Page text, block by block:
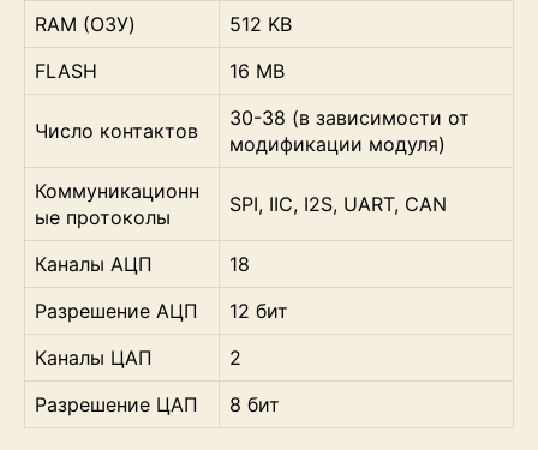
RAM (ОЗУ)
512 KB
FLASH
16 MB
Число контактов
30-38 (в зависимости от
модификации модуля)
Коммуникационн
ые протоколы
SPI, IIC, I2S, UART, CAN
Каналы АЦП
18
Разрешение АЦП
12 бит
Каналы ЦАП
2
Разрешение ЦАП
8 бит